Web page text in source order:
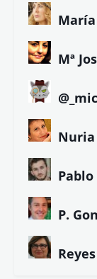
Mª
Nuria
P.